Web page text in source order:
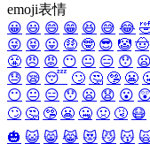
emoji表情
😀 😃 😄 😁 😆 😅 😂
😜 😝 😛 🤑 🤓 😎 🤡 🤠
😤 😠 😡 😶 😐 😑 😯 😦
😓 😪 😴 🙄 🤔 🤥 😬
😶 😐 😑 😯 😦 😧 😮
🙄 🤔 🤥 😬 🤐 🤢 🤧 😷
🎃 😺 😸 😹 😻 😼 😽